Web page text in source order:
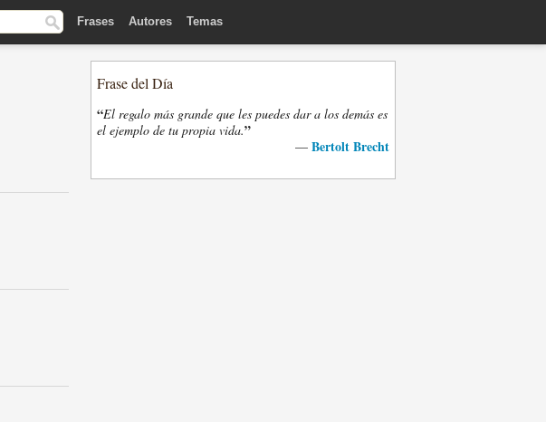
Frases Autores Temas
Frase del Día
“El regalo más grande que les puedes dar a los demás es
el ejemplo de tu propia vida.”
— Bertolt Brecht